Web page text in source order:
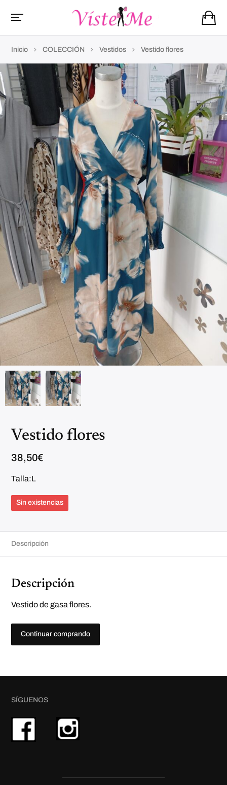
Inicio COLECCIÓN Vestidos Vestido flores
Vestido flores
38,50€
Talla:L
Sin existencias
Descripción
Descripción
Vestido de gasa flores.
Continuar comprando
SÍGUENOS